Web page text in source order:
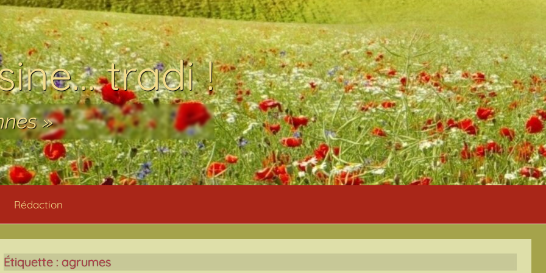
tradi !
»
Rédaction
Étiquette : agrumes